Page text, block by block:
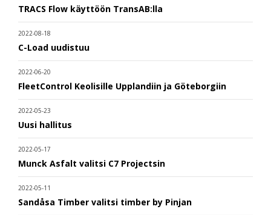
TRACS Flow käyttöön TransAB:lla
2022-08-18
C-Load uudistuu
2022-06-20
FleetControl Keolisille Upplandiin ja Göteborgiin
2022-05-23
Uusi hallitus
2022-05-17
Munck Asfalt valitsi C7 Projectsin
2022-05-11
Sandåsa Timber valitsi timber by Pinjan